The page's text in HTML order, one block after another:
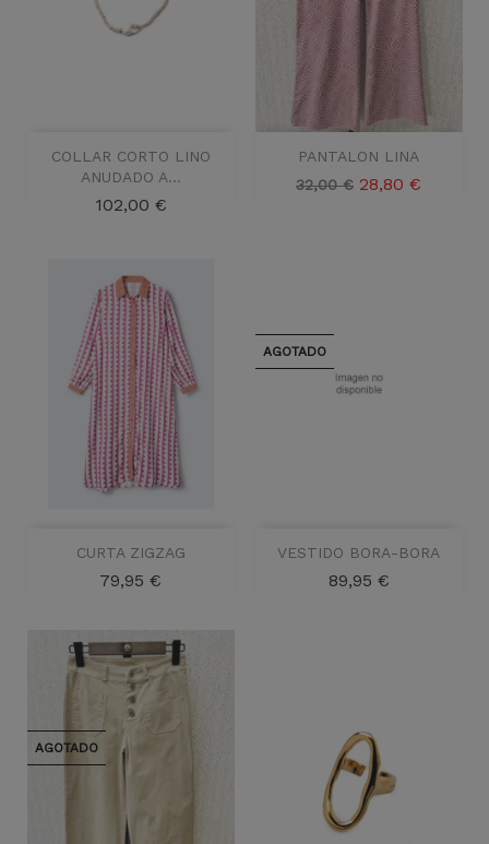
COLLAR CORTO LINO
ANUDADO A...
Precio
102,00 €
PANTALON LINA
Precio
32,00 € Precio
28,80 €
CURTA ZIGZAG
Precio
79,95 €
VESTIDO BORA-BORA
Precio
89,95 €
AGOTADO
AGOTADO